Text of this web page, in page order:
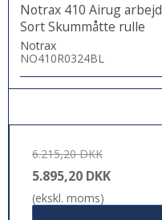
Notrax 410 Airug
Sort Skummåtte rulle
Notrax
NO410R0324BL
6.215,20 DKK
5.895,20 DKK
(ekskl. moms)